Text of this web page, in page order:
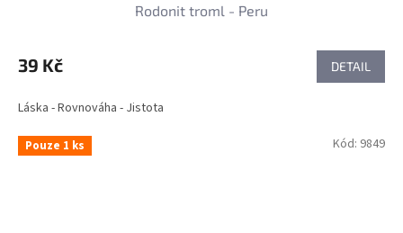
Rodonit troml - Peru
39 Kč DETAIL
Láska - Rovnováha - Jistota
Pouze 1 ks Kód: 9849